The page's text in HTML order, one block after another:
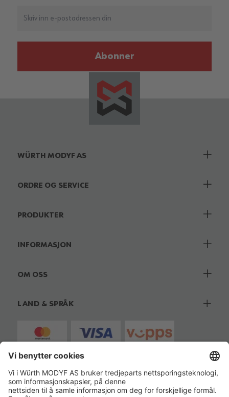
Abonner
WÜRTH MODYF AS
ORDRE OG SERVICE
PRODUKTER
INFORMASJON
OM OSS
LAND & SPRÅK